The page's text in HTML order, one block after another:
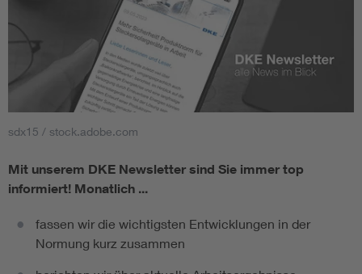
sdx15 / stock.adobe.com
Mit unserem DKE Newsletter sind Sie immer top
informiert! Monatlich ...
fassen wir die wichtigsten Entwicklungen in der
Normung kurz zusammen